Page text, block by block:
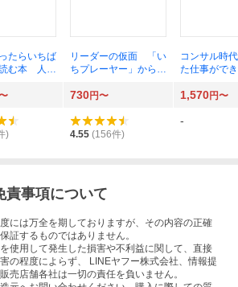
たらいちば
む本 人と
引き出す仕
リーダーの仮面 「い
ちプレーヤー」から
切り替える思考法 安
コンサル時
た仕事がで
730円〜 1,570円〜
) 4.55 (156件)
-
責事項について
には万全を期しておりますが、その内容の正確
証するものではありません。
使用して発生した損害や不利益に関して、直接
の程度によらず、 LINEヤフー株式会社、情報提
売店舗各社は一切の責任を負いません。